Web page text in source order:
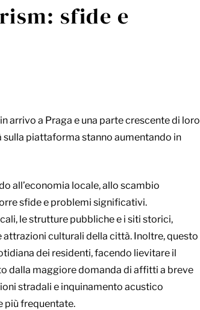
sfide e
arrivo a Praga e una parte crescente di loro
piattaforma stanno aumentando in
all’economia locale, allo scambio
sfide e problemi significativi.
le strutture pubbliche e i siti storici,
culturali della città. Inoltre, questo
dei residenti, facendo lievitare il
dalla maggiore domanda di affitti a breve
stradali e inquinamento acustico
più frequentate.